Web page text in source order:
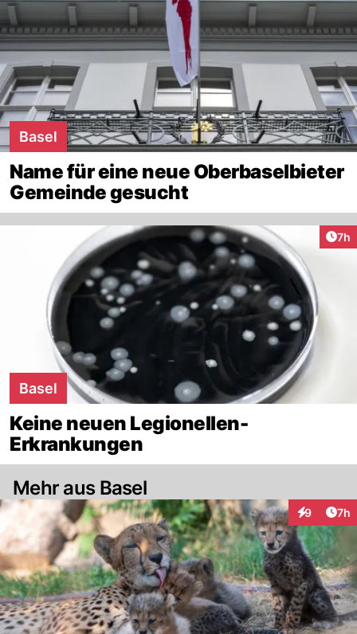
Basel
Name für eine neue Oberbaselbieter
Gemeinde gesucht
7h
Basel
Keine neuen Legionellen-
Erkrankungen
Mehr aus Basel
9 7h